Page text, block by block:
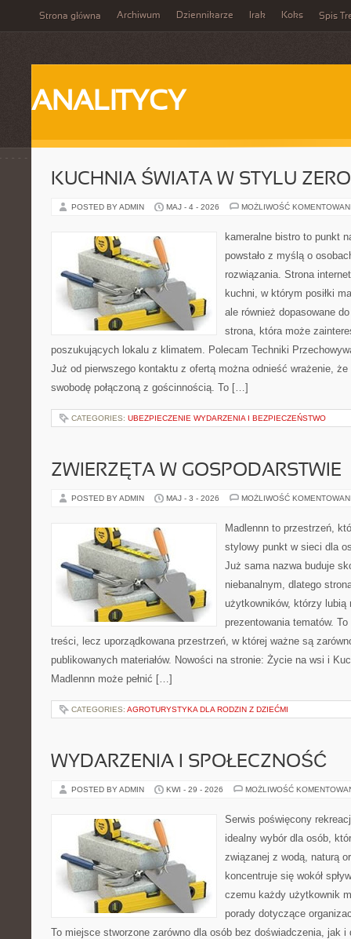
Strona główna Archiwum Dziennikarze Irak Koks Spis
ANALITYCY
KUCHNIA ŚWIATA W STYLU
POSTED BY ADMIN MAJ - 4 - 2026 MOŻLIWOŚĆ
kameralne bistro to punkt
powstało z myślą o
rozwiązania. Strona
kuchni, w którym posiłki
ale również dopasowane
strona, która może
poszukujących lokalu z klimatem. Polecam Techniki
Już od pierwszego kontaktu z ofertą można odnieść wrażenie,
swobodę połączoną z gościnnością. To […]
CATEGORIES: UBEZPIECZENIE WYDARZENIA I BEZPIECZEŃSTWO
ZWIERZĘTA W GOSPODARSTWIE
POSTED BY ADMIN MAJ - 3 - 2026 MOŻLIWOŚĆ
Madlennn to przestrzeń,
stylowy punkt w sieci dla
Już sama nazwa buduje
niebanalnym, dlatego
użytkowników, którzy lubią
prezentowania tematów.
treści, lecz uporządkowana przestrzeń, w której ważne są
publikowanych materiałów. Nowości na stronie: Życie na wsi i
Madlennn może pełnić […]
CATEGORIES: AGROTURYSTYKA DLA RODZIN Z DZIEĆMI
WYDARZENIA I SPOŁECZNOŚĆ
POSTED BY ADMIN KWI - 29 - 2026 MOŻLIWOŚĆ
Serwis poświęcony
idealny wybór dla osób,
związanej z wodą, naturą
koncentruje się wokół
czemu każdy użytkownik
porady dotyczące
To miejsce stworzone zarówno dla osób bez doświadczenia, jak i